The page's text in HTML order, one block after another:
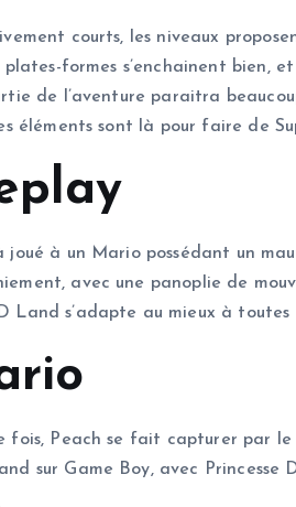
courts, les niveaux
plates-formes s’enchainent bien,
de l’aventure paraitra
éléments sont là pour faire de
joué à un Mario possédant un
avec une panoplie de
Land s’adapte au mieux à
fois, Peach se fait capturer par
sur Game Boy, avec